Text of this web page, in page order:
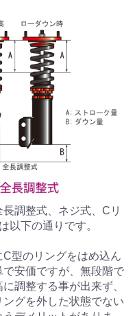
調整式、ネジ式、Cリ
以下の通りです。
C型のリングをはめ込ん
安価ですが、無段階で
調整する事が出来ず、
グを外した状態でない